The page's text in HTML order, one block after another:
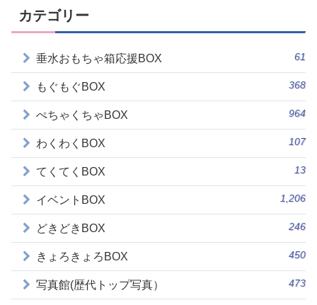
カテゴリー
垂水おもちゃ箱応援BOX 61
もぐもぐBOX 368
ぺちゃくちゃBOX 964
わくわくBOX 107
てくてくBOX 13
イベントBOX 1,206
どきどきBOX 246
きょろきょろBOX 450
写真館(歴代トップ写真） 473